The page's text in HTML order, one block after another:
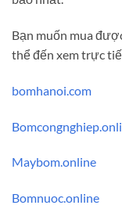
Bạn muốn mua
thể đến xem trực
bomhanoi.com
Maybom.online
Bomnuoc.online